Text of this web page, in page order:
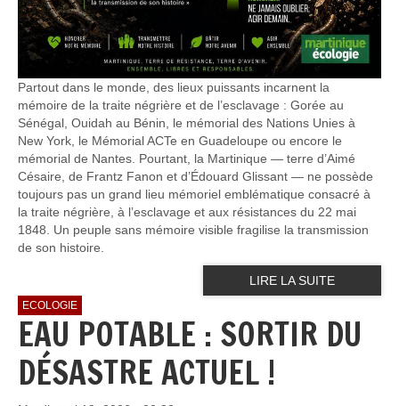
Partout dans le monde, des lieux puissants incarnent la
mémoire de la traite négrière et de l’esclavage : Gorée au
Sénégal, Ouidah au Bénin, le mémorial des Nations Unies à
New York, le Mémorial ACTe en Guadeloupe ou encore le
mémorial de Nantes. Pourtant, la Martinique — terre d’Aimé
Césaire, de Frantz Fanon et d’Édouard Glissant — ne possède
toujours pas un grand lieu mémoriel emblématique consacré à
la traite négrière, à l’esclavage et aux résistances du 22 mai
1848. Un peuple sans mémoire visible fragilise la transmission
de son histoire.
LIRE LA SUITE
ECOLOGIE
EAU POTABLE : SORTIR DU
DÉSASTRE ACTUEL !